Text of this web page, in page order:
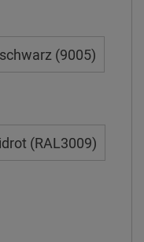
(9005)
(RAL3009)